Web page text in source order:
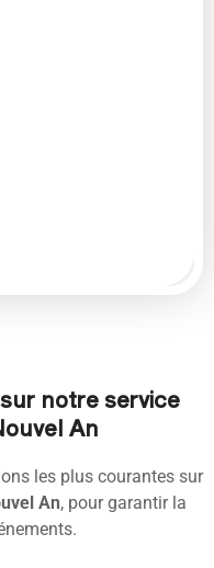
notre service
An
les plus courantes sur
An, pour garantir la